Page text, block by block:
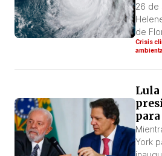
de
trata
26 de
de
Golfo
una
que
del
del
Crisis
Lula
York